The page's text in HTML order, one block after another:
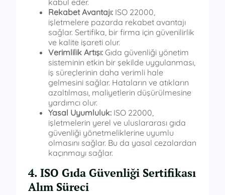
kabul eder.
Rekabet Avantajı: ISO 22000,
işletmelere pazarda rekabet avantajı
sağlar. Sertifika, bir firma için güvenilirlik
ve kalite işareti olur.
Verimlilik Artışı: Gıda güvenliği yönetim
sisteminin etkin bir şekilde uygulanması,
iş süreçlerinin daha verimli hale
gelmesini sağlar. Hataların ve atıkların
azaltılması, maliyetlerin düşürülmesine
yardımcı olur.
Yasal Uyumluluk: ISO 22000,
işletmelerin yerel ve uluslararası gıda
güvenliği yönetmeliklerine uyumlu
olmasını sağlar. Bu da yasal cezalardan
kaçınmayı sağlar.
4. ISO Gıda Güvenliği Sertifikası
Alım Süreci